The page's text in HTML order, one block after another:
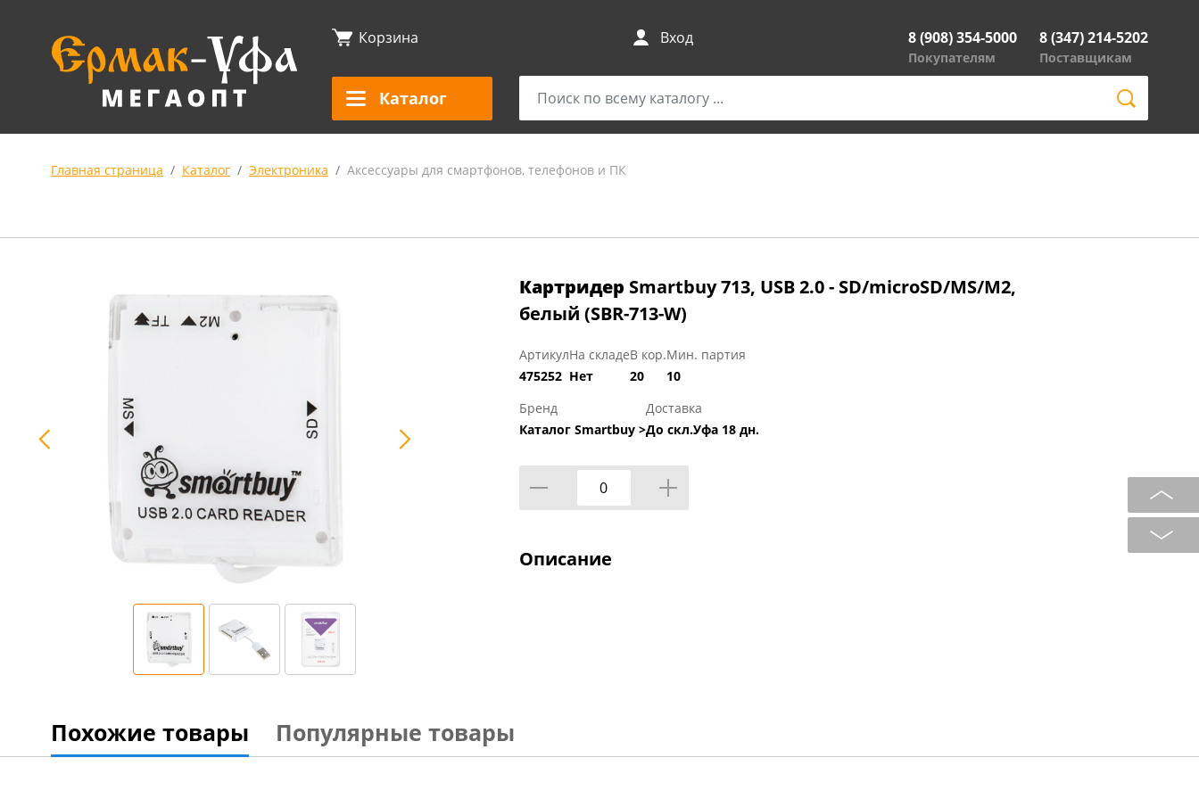
Корзина Вход 8 (908) 354-5000
Покупателям
8 (347) 214-5202
Поставщикам
Каталог
Главная страница Каталог Электроника Аксессуары для смартфонов, телефонов и ПК
Картридер Smartbuy 713, USB 2.0 - SD/microSD/MS/M2,
белый (SBR-713-W)
Артикул
475252
На складе
Нет
В кор.
20
Мин. партия
10
Бренд
Каталог Smartbuy >
Доставка
До скл.Уфа 18 дн.
Описание
Похожие товары Популярные товары